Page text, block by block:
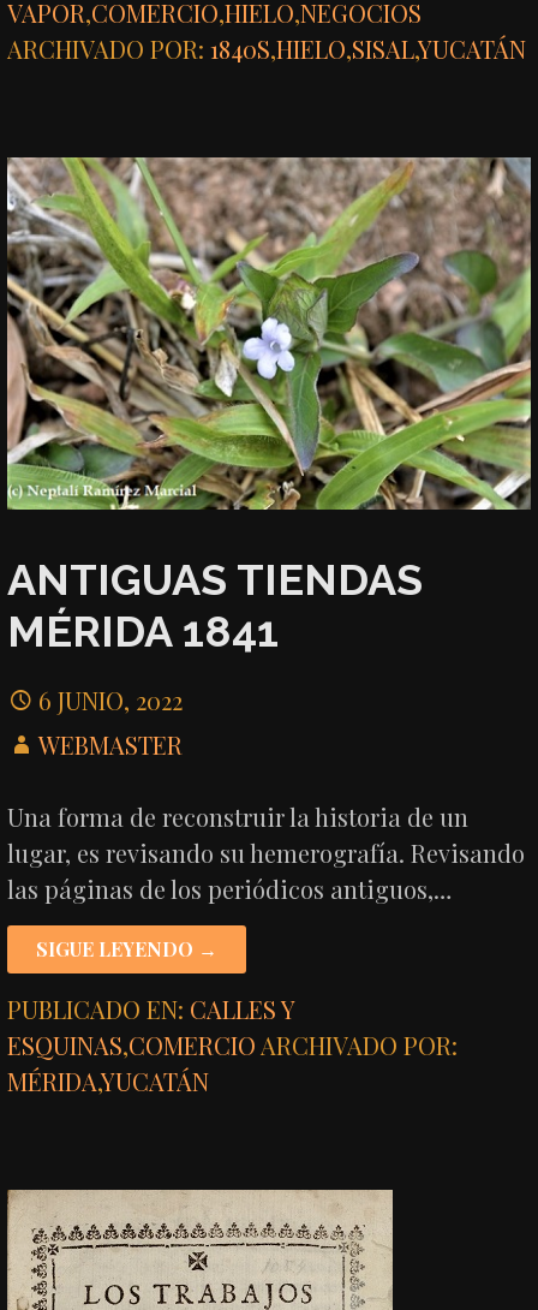
VAPOR,COMERCIO,HIELO,NEGOCIOS
ARCHIVADO POR:1840S,HIELO,SISAL,YUCATÁN
ANTIGUAS TIENDAS
MÉRIDA 1841
6 JUNIO, 2022
WEBMASTER
Una forma de reconstruir la historia de un
lugar, es revisando su hemerografía. Revisando
las páginas de los periódicos antiguos,…
SIGUE LEYENDO →
PUBLICADO EN: CALLES Y
ESQUINAS,COMERCIO ARCHIVADO POR:
MÉRIDA,YUCATÁN